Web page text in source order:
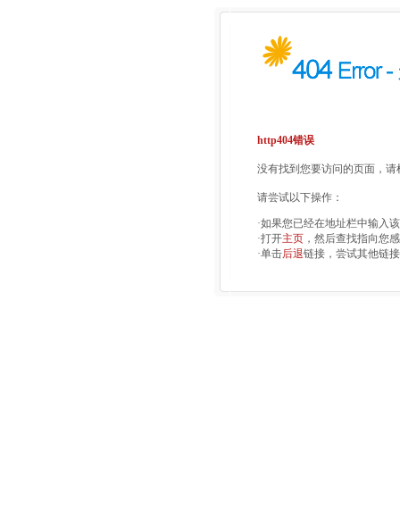
http404错误
没有找到您要访问的页面，
请尝试以下操作：
·如果您已经在地址栏中输入
·打开主页 ，然后查找指向您
·单击后退链接，尝试其他链